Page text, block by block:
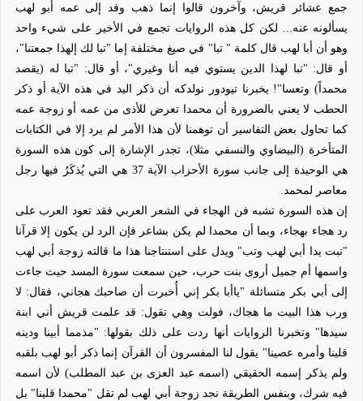
جمع عشائر قريش، وآخرون قالوا إنما ذهب وفد إلى عمه أبو لهب
يسألونه عنه... لكن كل هذه الروايات تجمع في الأخير على شيء واحد
وهو أن أبا لهب قال كلمة " تبا" في صيغ مختلفة إما "تبا لك إلهذا جمعتنا"،
أو قال: "تبا لهذا الدين يستوي فيه أنا وغيري"، أو قال: "تبا له (يقصد
محمداً) وتعسا"! يخبرنا تيودور نولدكه أن ذكر اليد في هذه الآية أو ذكر
الحطب لا يعني بالضرورة أن محمدا تعرض للأذى من عمه أو زوجة عمه
كما تحاول بعض التفاسير أن توهمنا لأن هذا الأمر لم يرد إلا في الكتابات
المتأخرة (البيضاوي والنسفي مثلا)، تجدر الإشارة إلى كون هذه السورة
هي الوحيدة إلى جانب سورة الأحزاب الآية 37 هي التي
يُذكَرُ فيها رجل
معاصر لمحمد.
إن هذه السورة تشبه فن الهجاء في الشعر العربي فقد تعود العرب على
رد هجاء بهجاء، وبما أن محمدا لم يكن بشاعر فإن الرد لن يكون إلا قرآنا
"تبت يدا أبي لهب وتب" ويدل على استنتاجنا هذا ما قالته زوجة أبي لهب
واسمها أم جميل أروى بنت حرب، حين سمعت سورة المسد حيث جاءت
إلى أبي بكر متسائلة "ياأبا بكر إني أُخبرت أن صاحبك هجاني، فقال: لا
ورب هذا البيت ما هجاك، فولت وهي تقول: قد علمت قريش أني ابنة
سيدها" وتخبرنا الروايات أنها ردت على ذلك بقولها: "مذمما أبينا ودينه
قلينا وأمره عصينا" يقول لنا المفسرون أن القرآن إنما ذكر أبو لهب بلقبه
ولم يذكر إسمه الحقيقي (اسمه عبد العزى بن عبد المطلب) لأن اسمه
فيه شرك، وبنفس الطريقة نجد زوجة أبي لهب لم تقل "محمدا قلينا" بل